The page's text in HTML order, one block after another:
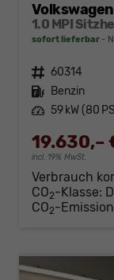
sofort lieferbar
Fahrzeugnr. 60314
Kraftstoff Benzin
Leistung 59 kW (80
19.630,–
incl. 19% MwSt.
Verbrauch
CO2-Klasse: D
CO2-